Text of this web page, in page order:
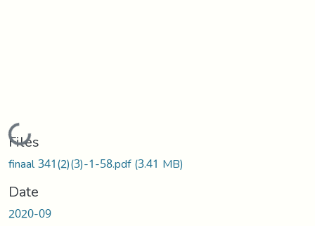
Loading...
Files
finaal 341(2)(3)-1-58.pdf(3.41 MB)
Date
2020-09